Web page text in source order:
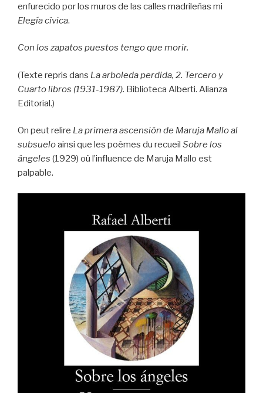
enfurecido por los muros de las calles madrileñas mi
Elegía cívica.
Con los zapatos puestos tengo que morir.
(Texte repris dans La arboleda perdida, 2. Tercero y
Cuarto libros (1931-1987). Biblioteca Alberti. Alianza
Editorial.)
On peut relire La primera ascensión de Maruja Mallo al
subsueloainsi que les poèmes du recueil Sobre los
ángeles (1929) où l’influence de Maruja Mallo est
palpable.